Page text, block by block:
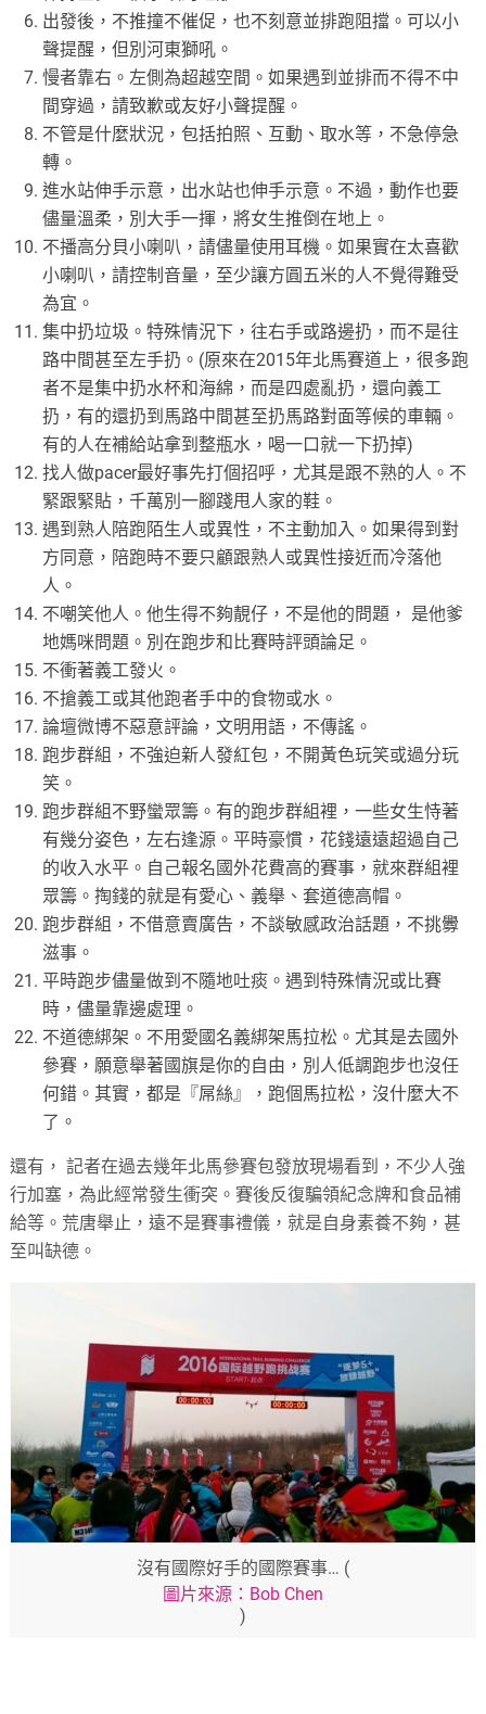
出發後，不推撞不催促，也不刻意並排跑阻擋。可以小
聲提醒，但別河東獅吼。
慢者靠右。左側為超越空間。如果遇到並排而不得不中
間穿過，請致歉或友好小聲提醒。
不管是什麼狀況，包括拍照、互動、取水等，不急停急
轉。
進水站伸手示意，出水站也伸手示意。不過，動作也要
儘量溫柔，別大手一揮，將女生推倒在地上。
不播高分貝小喇叭，請儘量使用耳機。如果實在太喜歡
小喇叭，請控制音量，至少讓方圓五米的人不覺得難受
為宜。
集中扔垃圾。特殊情況下，往右手或路邊扔，而不是往
路中間甚至左手扔。(原來在2015年北馬賽道上，很多跑
者不是集中扔水杯和海綿，而是四處亂扔，還向義工
扔，有的還扔到馬路中間甚至扔馬路對面等候的車輛。
有的人在補給站拿到整瓶水，喝一口就一下扔掉)
找人做pacer最好事先打個招呼，尤其是跟不熟的人。不
緊跟緊貼，千萬別一腳踐甩人家的鞋。
遇到熟人陪跑陌生人或異性，不主動加入。如果得到對
方同意，陪跑時不要只顧跟熟人或異性接近而冷落他
人。
不嘲笑他人。他生得不夠靚仔，不是他的問題， 是他爹
地媽咪問題。別在跑步和比賽時評頭論足。
不衝著義工發火。
不搶義工或其他跑者手中的食物或水。
論壇微博不惡意評論，文明用語，不傳謠。
跑步群組，不強迫新人發紅包，不開黃色玩笑或過分玩
笑。
跑步群組不野蠻眾籌。有的跑步群組裡，一些女生恃著
有幾分姿色，左右逢源。平時豪慣，花錢遠遠超過自己
的收入水平。自己報名國外花費高的賽事，就來群組裡
眾籌。掏錢的就是有愛心、義舉、套道德高帽。
跑步群組，不借意賣廣告，不談敏感政治話題，不挑釁
滋事。
平時跑步儘量做到不隨地吐痰。遇到特殊情況或比賽
時，儘量靠邊處理。
不道德綁架。不用愛國名義綁架馬拉松。尤其是去國外
參賽，願意舉著國旗是你的自由，別人低調跑步也沒任
何錯。其實，都是『屌絲』，跑個馬拉松，沒什麼大不
了。
還有， 記者在過去幾年北馬參賽包發放現場看到，不少人強
行加塞，為此經常發生衝突。賽後反復騙領紀念牌和食品補
給等。荒唐舉止，遠不是賽事禮儀，就是自身素養不夠，甚
至叫缺德。
沒有國際好手的國際賽事… (
圖片來源：Bob Chen
)